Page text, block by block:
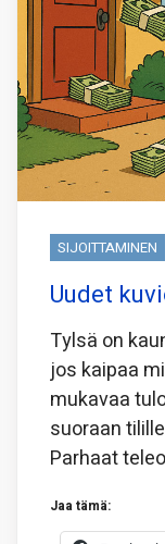
SIJOITTAMINEN
Uudet
Tylsä on
jos kaipaa
mukavaa
suoraan
Parhaat
Jaa tämä: